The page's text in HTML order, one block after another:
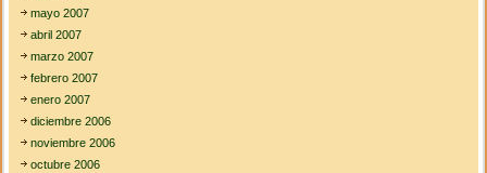
mayo 2007
abril 2007
marzo 2007
febrero 2007
enero 2007
diciembre 2006
noviembre 2006
octubre 2006